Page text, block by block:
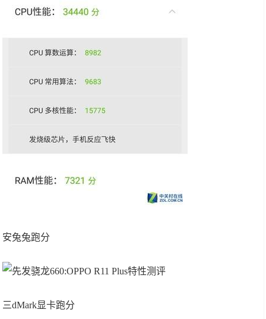
安兔兔跑分
三dMark显卡跑分